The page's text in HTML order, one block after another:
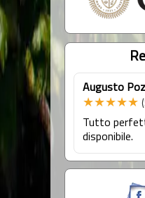
Augusto
★★★★★
Tutto
disponibile.